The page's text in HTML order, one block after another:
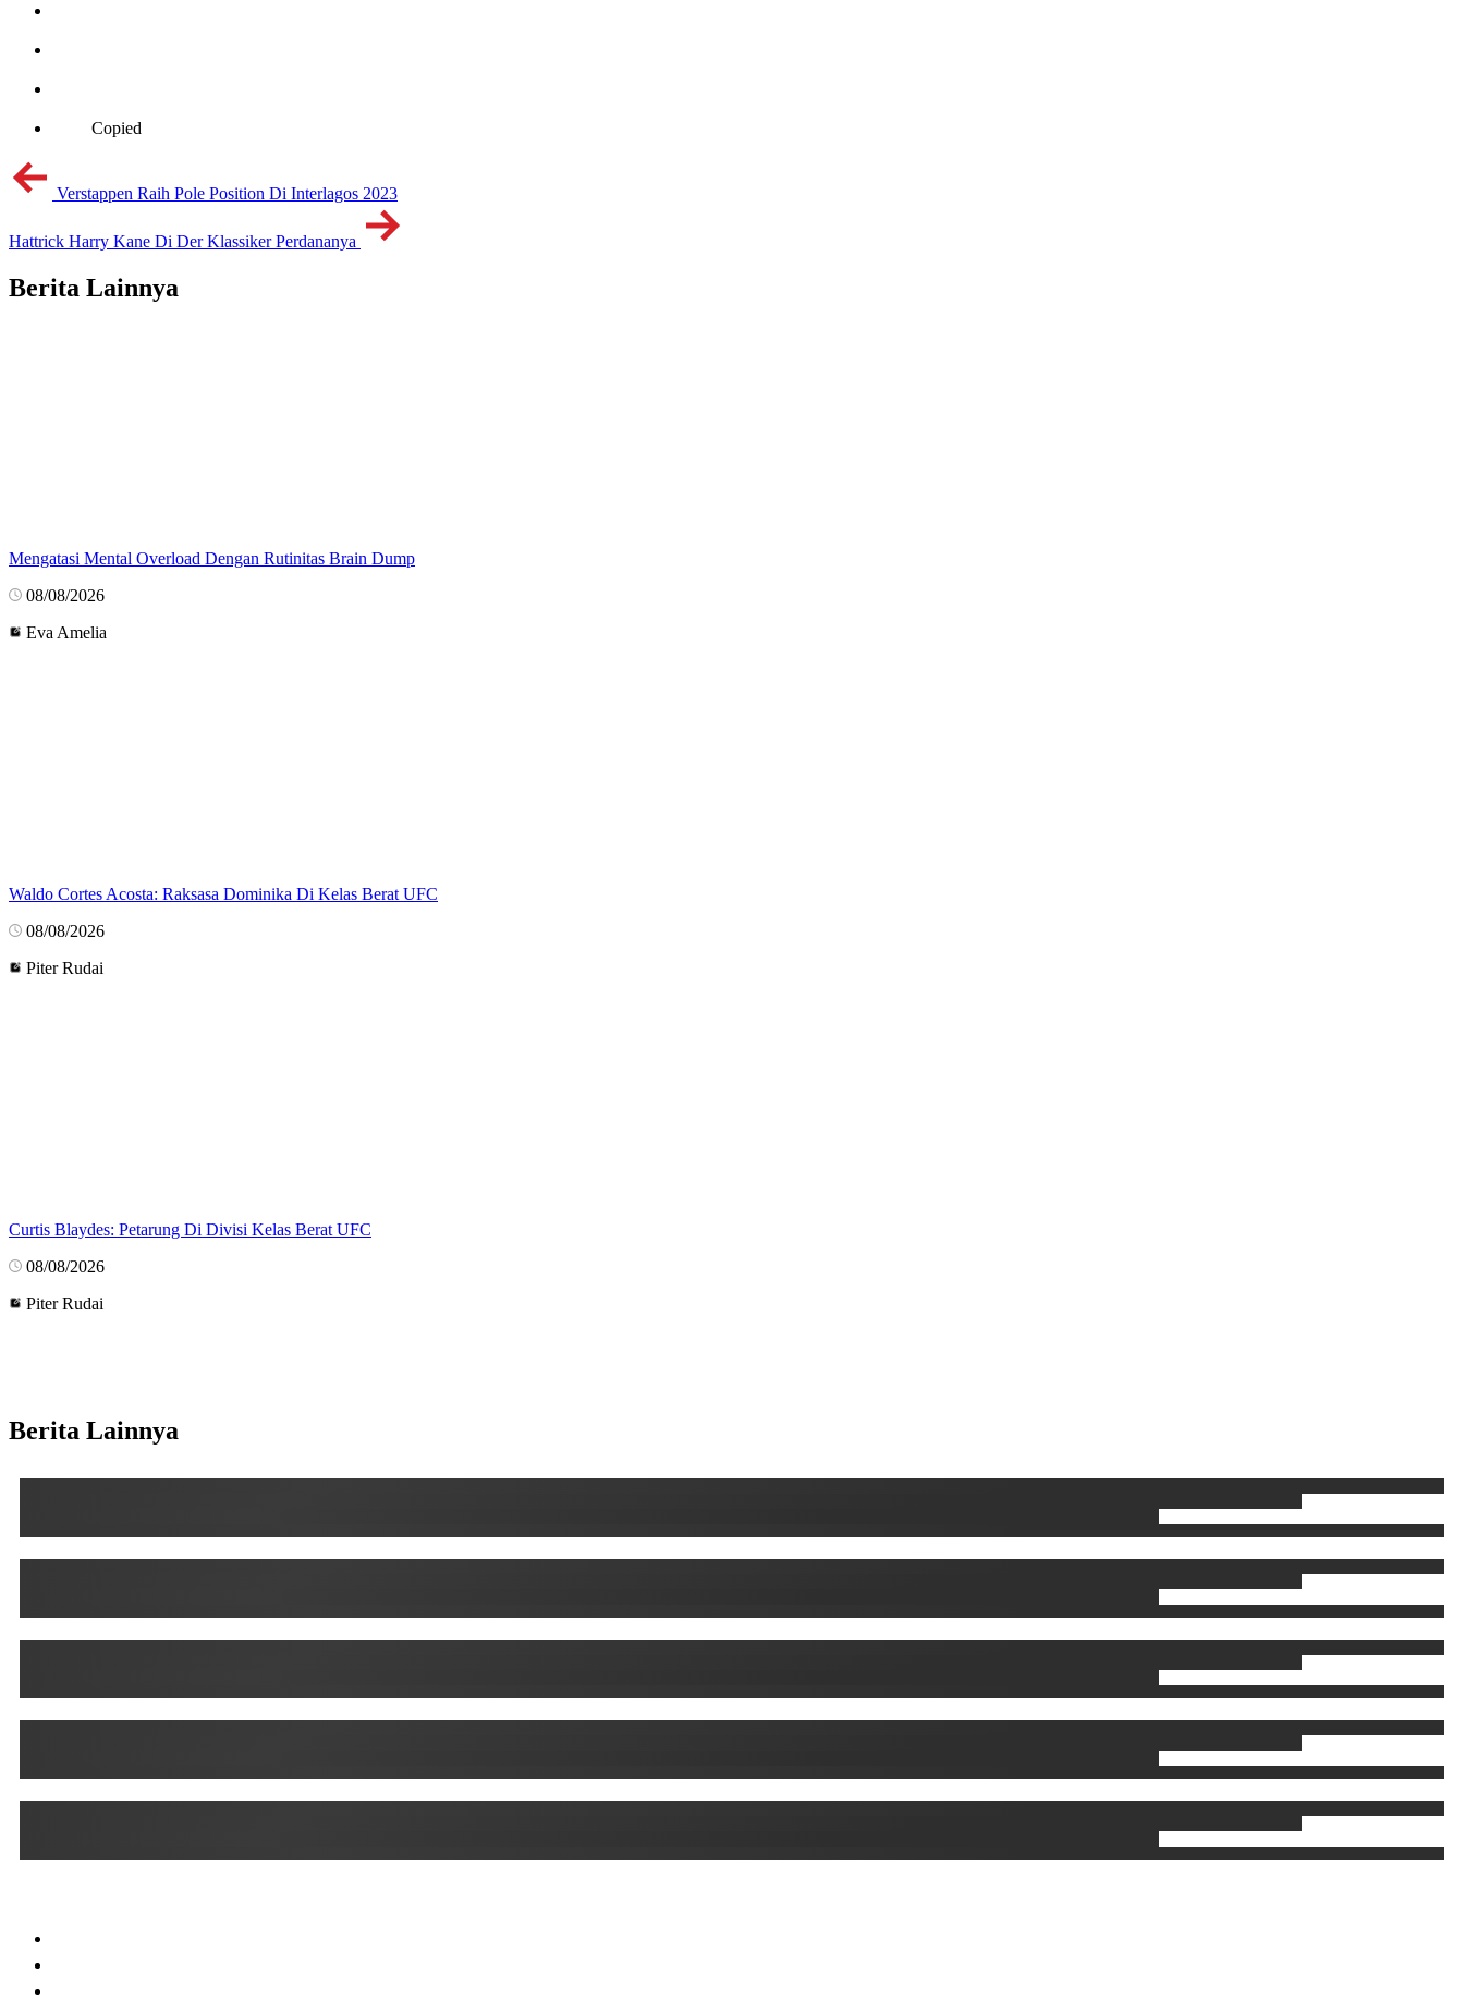
Copied
Verstappen Raih Pole Position Di Interlagos 2023
Hattrick Harry Kane Di Der Klassiker Perdananya
Berita Lainnya
Mengatasi Mental Overload Dengan Rutinitas Brain Dump
08/08/2026
Eva Amelia
Waldo Cortes Acosta: Raksasa Dominika Di Kelas Berat UFC
08/08/2026
Piter Rudai
Curtis Blaydes: Petarung Di Divisi Kelas Berat UFC
08/08/2026
Piter Rudai
Berita Lainnya